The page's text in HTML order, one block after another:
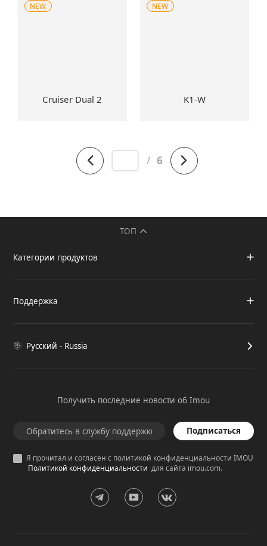
Cruiser Dual 2
NEW
K1-W
NEW
/ 6
ТОП
Категории продуктов
Поддержка
Русский - Russia
Получить последние новости об Imou
Подписаться
Я прочитал и согласен с политикой конфиденциальности IMOU
Политикой конфиденциальностидля сайта imou.com.